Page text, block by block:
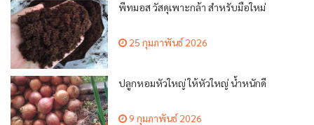
พีทมอส วัสดุเพาะกล้า สำหรับมือใหม่
25 กุมภาพันธ์ 2026
ปลูกหอมหัวใหญ่ ให้หัวใหญ่ น้ำหนักดี
9 กุมภาพันธ์ 2026